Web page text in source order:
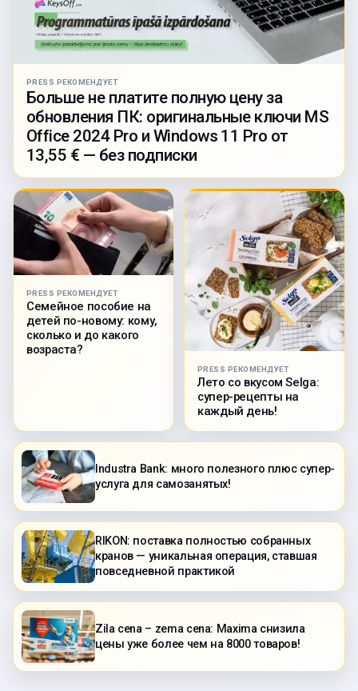
PRESS РЕКОМЕНДУЕТ
Больше не платите полную цену за
обновления ПК: оригинальные ключи MS
Office 2024 Pro и Windows 11 Pro от
13,55 € — без подписки
PRESS РЕКОМЕНДУЕТ
Семейное пособие на
детей по-новому: кому,
сколько и до какого
возраста?
PRESS РЕКОМЕНДУЕТ
Лето со вкусом Selga:
супер-рецепты на
каждый день!
Industra Bank: много полезного плюс супер-
услуга для самозанятых!
RIKON: поставка полностью собранных
кранов — уникальная операция, ставшая
повседневной практикой
Zila cena – zema cena: Maxima снизила
цены уже более чем на 8000 товаров!